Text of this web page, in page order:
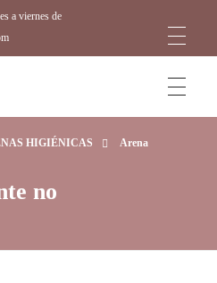
a viernes de
HIGIÉNICAS
Arena
no